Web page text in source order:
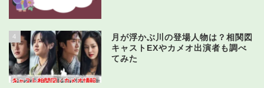
4
月が浮かぶ川の登場人物は？相関図
キャストEXやカメオ出演者も調べ
てみた